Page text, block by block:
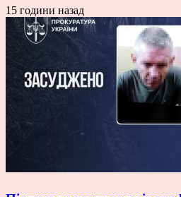
15 години назад